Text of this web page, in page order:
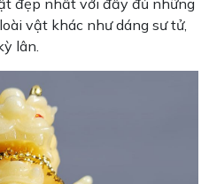
vật khác như dáng sư tử,
lân.